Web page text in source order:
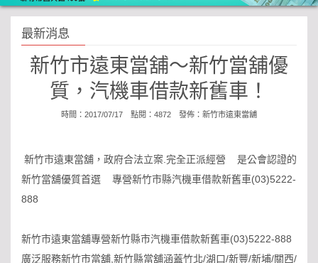
最新消息
新竹市遠東當舖～新竹當舖優
質，汽機車借款新舊車！
時間：2017/07/17 點閱：4872 發佈： 新竹市遠東當舖
新竹市遠東當舖，政府合法立案.完全正派經營 是公會認證的
新竹當舖優質首選 專營新竹市縣汽機車借款新舊車(03)5222-
888
新竹市遠東當舖專營新竹縣市汽機車借款新舊車(03)5222-888
廣泛服務新竹市當舖,新竹縣當舖涵蓋竹北/湖口/新豐/新埔/關西/